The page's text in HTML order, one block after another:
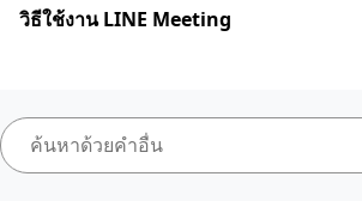
วิธีใช้งาน LINE Meeting